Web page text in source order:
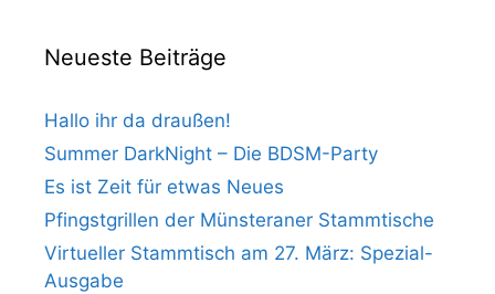
Neueste Beiträge
Hallo ihr da draußen!
Summer DarkNight – Die BDSM-Party
Es ist Zeit für etwas Neues
Pfingstgrillen der Münsteraner Stammtische
Virtueller Stammtisch am 27. März: Spezial-
Ausgabe